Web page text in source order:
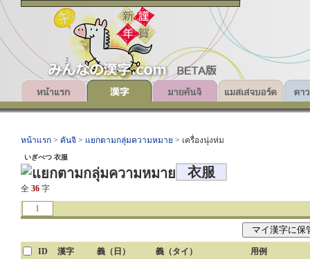
หน้าแรก > คันจิ > แยกตามกลุ่มความหมาย > เครื่องนุ่งห่ม
いぎべつ 衣服
衣服
全 36 字
1
ID 漢字 義（日） 義（タイ） 用例